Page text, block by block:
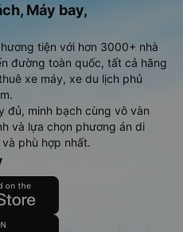
Máy bay,
tiện với hơn 3000+ nhà
đường toàn quốc, tất cả hãng
xe máy, xe du lịch phủ
đủ, minh bạch cùng vô vàn
và lựa chọn phương án di
phù hợp nhất.